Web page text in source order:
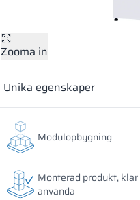
Zooma in
Unika egenskaper
Modulopbygning
Monterad produkt,
använda
Färgerna på materialen enligt
avvika från de faktiska
Färgerna på materialen enligt
avvika från de faktiska
Färgerna på materialen enligt
avvika från de faktiska